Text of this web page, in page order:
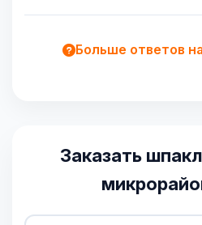
Больше ответов
Заказать